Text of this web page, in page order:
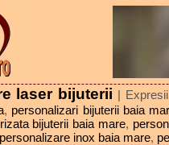
laser bijuterii |
, personalizari bijuterii baia
bijuterii baia mare,
inox baia mare,